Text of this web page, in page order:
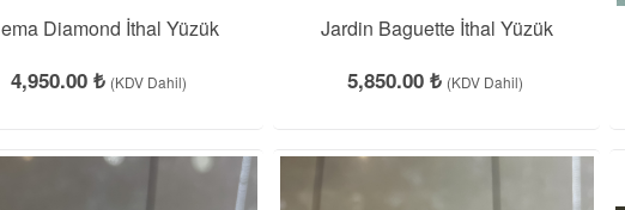
Diamond İthal Yüzük
4,950.00 ₺ (KDV Dahil)
Jardin Baguette İthal Yüzük
5,850.00 ₺ (KDV Dahil)